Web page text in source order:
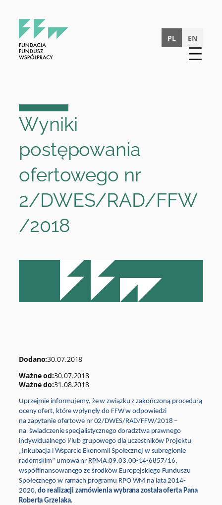
PL
EN
Wyniki
postępowania
ofertowego nr
2/DWES/RAD/FFW
/2018
Dodano:30.07.2018
Ważne od:30.07.2018
Ważne do:31.08.2018
Uprzejmie informujemy, że w związku z zakończoną procedurą
oceny ofert, które wpłynęły do FFW w odpowiedzi
na zapytanie ofertowe nr 02/DWES/RAD/FFW/2018 –
na świadczenie specjalistycznego doradztwa prawnego
indywidualnego i/lub grupowego dla uczestników Projektu
„Inkubacja i Wsparcie Ekonomii Społecznej w subregionie
radomskim” umowa nr RPMA.09.03.00-14-6857/16,
współfinansowanego ze środków Europejskiego Funduszu
Społecznego w ramach programu RPO WM na lata 2014-
2020,do realizacji zamówienia wybrana została oferta Pana
Roberta Grzelaka.